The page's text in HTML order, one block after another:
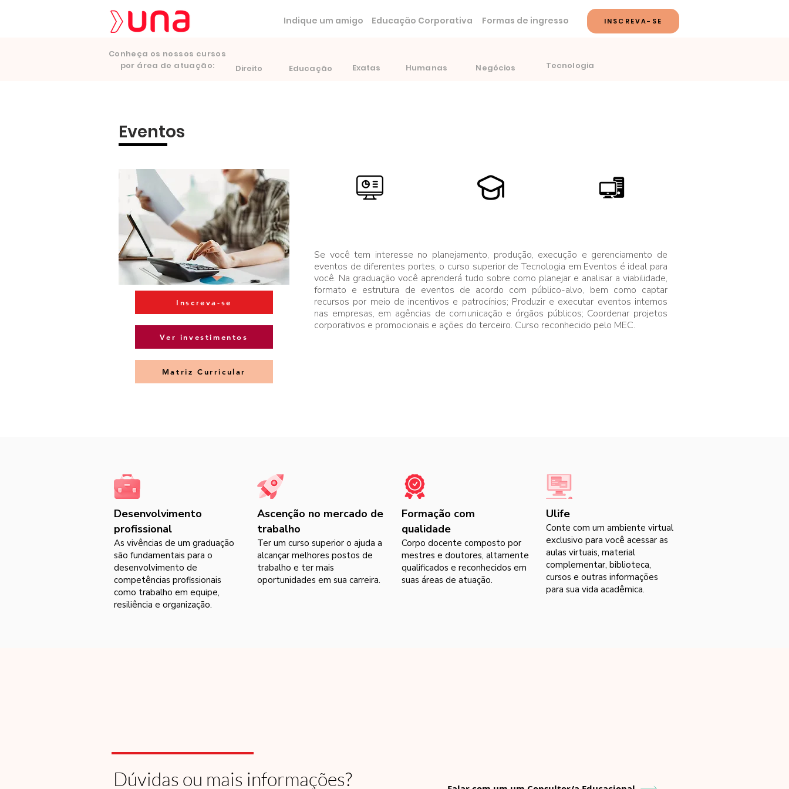
Indique um amigo Educação Corporativa Formas de ingresso INSCREVA-SE
Conheça os nossos cursos
por área de atuação:
Direito Educação Exatas Humanas Negócios Tecnologia
Eventos
Inscreva-se
Ver investimentos
Matriz Curricular
Se você tem interesse no planejamento, produção, execução e gerenciamento de
eventos de diferentes portes, o curso superior de Tecnologia em Eventos é ideal para
você. Na graduação você aprenderá tudo sobre como planejar e analisar a viabilidade,
formato e estrutura de eventos de acordo com público-alvo, bem como captar
recursos por meio de incentivos e patrocínios; Produzir e executar eventos internos
nas empresas, em agências de comunicação e órgãos públicos; Coordenar projetos
corporativos e promocionais e ações do terceiro. Curso reconhecido pelo MEC.
Desenvolvimento
profissional
As vivências de um graduação
são fundamentais para o
desenvolvimento de
competências profissionais
como trabalho em equipe,
resiliência e organização.
Ascenção no mercado de
trabalho
Ter um curso superior o ajuda a
alcançar melhores postos de
trabalho e ter mais
oportunidades em sua carreira.
Formação com
qualidade
Corpo docente composto por
mestres e doutores, altamente
qualificados e reconhecidos em
suas áreas de atuação.
Ulife
Conte com um ambiente virtual
exclusivo para você acessar as
aulas virtuais, material
complementar, biblioteca,
cursos e outras informações
para sua vida acadêmica.
Dúvidas ou mais informações?